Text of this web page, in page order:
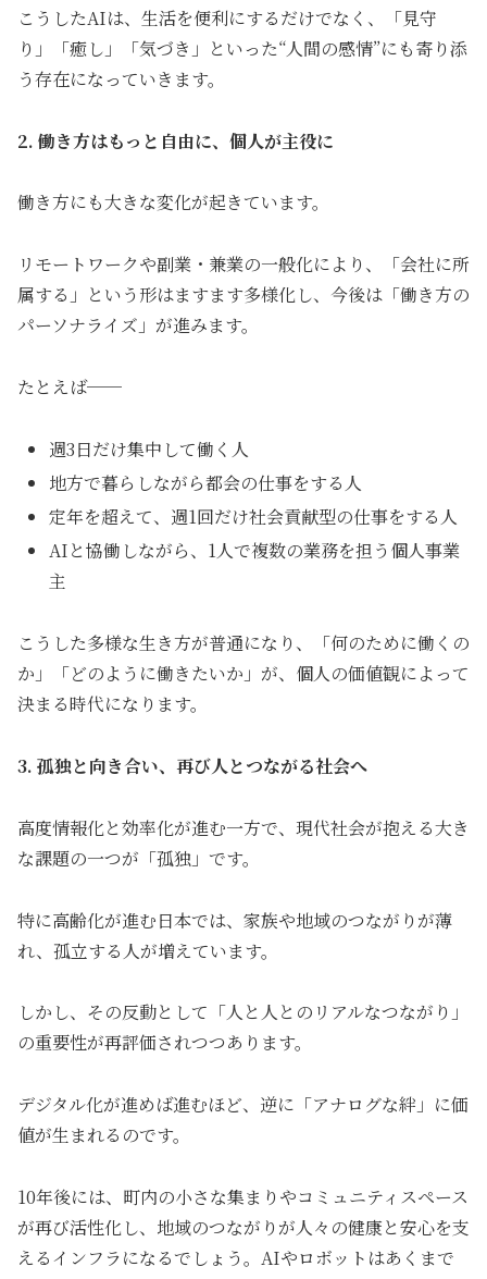
こうしたAIは、生活を便利にするだけでなく、「見守
り」「癒し」「気づき」といった“人間の感情”にも寄り添
う存在になっていきます。
2. 働き方はもっと自由に、個人が主役に
働き方にも大きな変化が起きています。
リモートワークや副業・兼業の一般化により、「会社に所
属する」という形はますます多様化し、今後は「働き方の
パーソナライズ」が進みます。
たとえば──
週3日だけ集中して働く人
地方で暮らしながら都会の仕事をする人
定年を超えて、週1回だけ社会貢献型の仕事をする人
AIと協働しながら、1人で複数の業務を担う個人事業
主
こうした多様な生き方が普通になり、「何のために働くの
か」「どのように働きたいか」が、個人の価値観によって
決まる時代になります。
3. 孤独と向き合い、再び人とつながる社会へ
高度情報化と効率化が進む一方で、現代社会が抱える大き
な課題の一つが「孤独」です。
特に高齢化が進む日本では、家族や地域のつながりが薄
れ、孤立する人が増えています。
しかし、その反動として「人と人とのリアルなつながり」
の重要性が再評価されつつあります。
デジタル化が進めば進むほど、逆に「アナログな絆」に価
値が生まれるのです。
10年後には、町内の小さな集まりやコミュニティスペース
が再び活性化し、地域のつながりが人々の健康と安心を支
えるインフラになるでしょう。AIやロボットはあくまで